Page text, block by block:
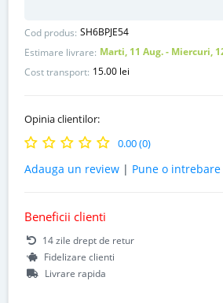
Cod produs: SH6BPJE54
Estimare livrare: Marti, 11 Aug. - Miercuri,
Cost transport: 15.00 lei
Opinia clientilor:
0.00 (0)
Adauga un review | Pune o intrebare
Beneficii clienti
14 zile drept de retur
Fidelizare clienti
Livrare rapida